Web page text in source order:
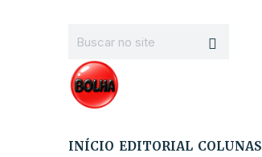
INÍCIO EDITORIAL COLUNAS